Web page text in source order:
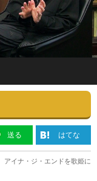
送る はてな
アイナ・ジ・エンドを歌姫に